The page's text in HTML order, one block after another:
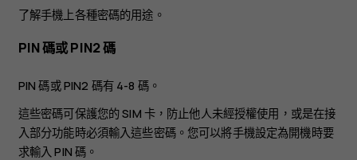
指
南
了解手機上各種密碼的用途。
PIN 碼或 PIN2 碼
PIN 碼或 PIN2 碼有 4-8 碼。
這些密碼可保護您的 SIM 卡，防止他人未經授權使用，或是在接
入部分功能時必須輸入這些密碼。您可以將手機設定為開機時要
求輸入 PIN 碼。